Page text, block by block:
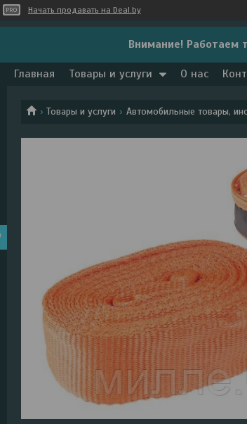
Начать продавать на Deal.by
Внимание! Работаем
Главная Товары и услуги О нас
Товары и услуги Автомобильные товары,